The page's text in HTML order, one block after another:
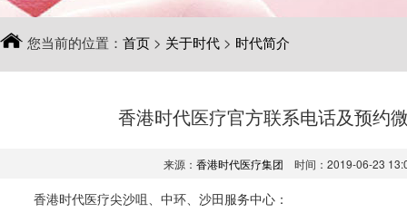
您当前的位置： 首页 > 关于时代 > 时代简介
香港时代医疗官方联系电话及预约
来源： 香港时代医疗集团 时间：2019-06-23
香港时代医疗尖沙咀、中环、沙田服务中心：